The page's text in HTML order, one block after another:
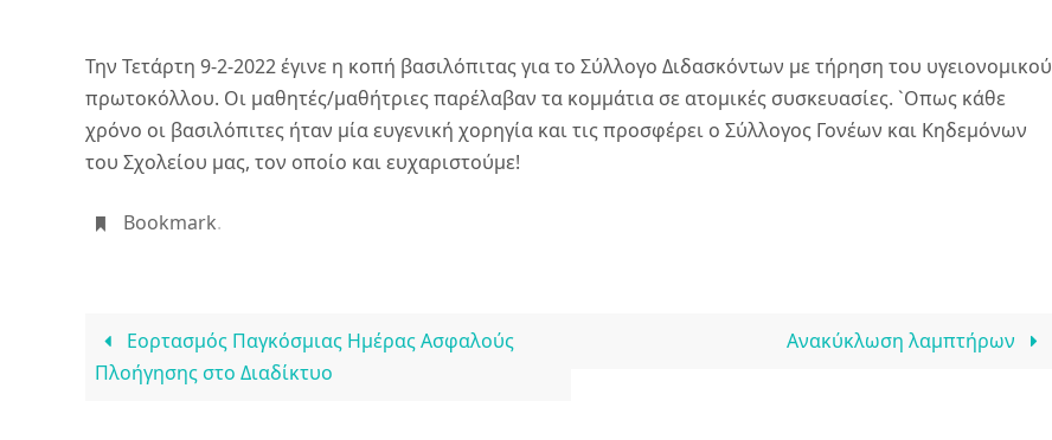
Την Τετάρτη 9-2-2022 έγινε η κοπή βασιλόπιτας για το Σύλλογο Διδασκόντων με τήρηση του υγειονομικού
πρωτοκόλλου. Οι μαθητές/μαθήτριες παρέλαβαν τα κομμάτια σε ατομικές συσκευασίες. `Οπως κάθε
χρόνο οι βασιλόπιτες ήταν μία ευγενική χορηγία και τις προσφέρει ο Σύλλογος Γονέων και Κηδεμόνων
του Σχολείου μας, τον οποίο και ευχαριστούμε!
Bookmark.
Εορτασμός Παγκόσμιας Ημέρας Ασφαλούς
Πλοήγησης στο Διαδίκτυο
Ανακύκλωση λαμπτήρων